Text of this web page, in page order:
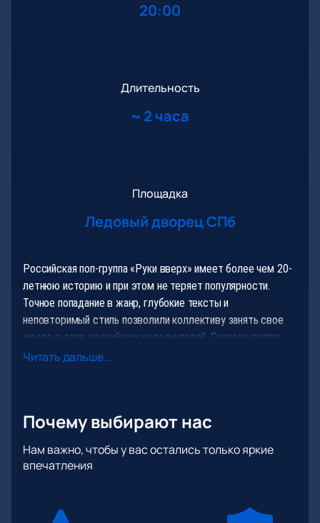
20:00
Длительность
~ 2 часа
Площадка
Ледовый дворец СПб
Российская поп-группа «Руки вверх» имеет более чем 20-
летнюю историю и при этом не теряет популярности.
Точное попадание в жанр, глубокие тексты и
неповторимый стиль позволили коллективу занять свое
место в топе российских исполнителей. Сегодня группа
продолжает собирать полные залы.
как это было, например, с Little Big в 2018 году. Не стоит
откладывать покупку билетов, поскольку желающих
посетить концерт будет немало!
ждать тысячи гостей, которые придут в 20:00 на концерт
Читать дальше...
Почему выбирают нас
Нам важно, чтобы у вас остались только яркие
впечатления